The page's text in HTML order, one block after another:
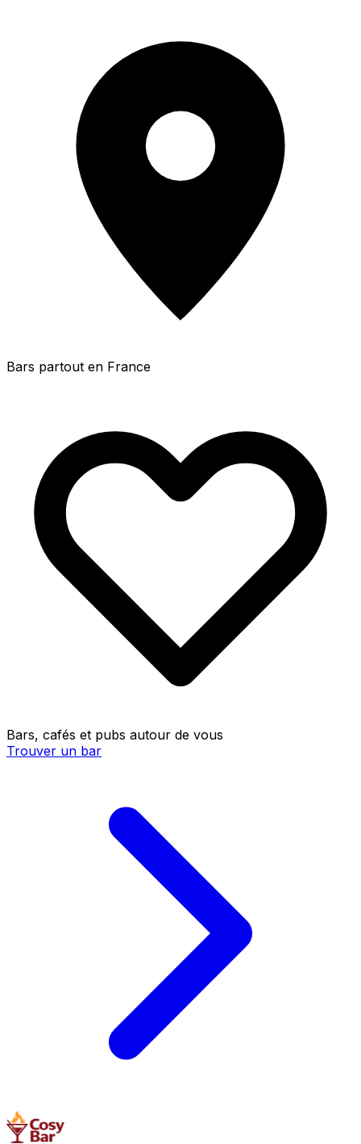
Bars partout en France
Bars, cafés et pubs autour de vous
Trouver un bar